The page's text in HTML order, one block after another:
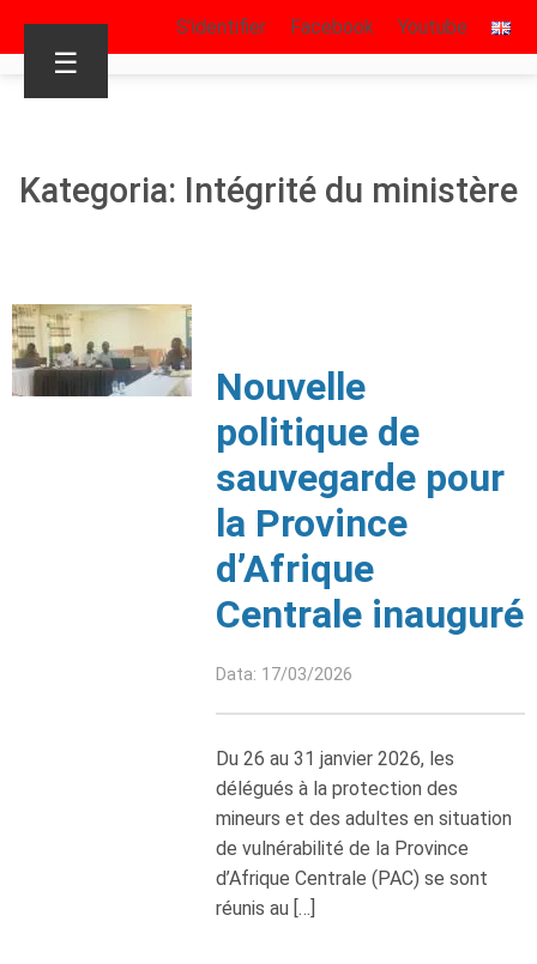
S’identifier Facebook Youtube
☰
Kategoria: Intégrité du ministère
Nouvelle
politique de
sauvegarde pour
la Province
d’Afrique
Centrale inauguré
Data: 17/03/2026
Du 26 au 31 janvier 2026, les
délégués à la protection des
mineurs et des adultes en situation
de vulnérabilité de la Province
d’Afrique Centrale (PAC) se sont
réunis au […]